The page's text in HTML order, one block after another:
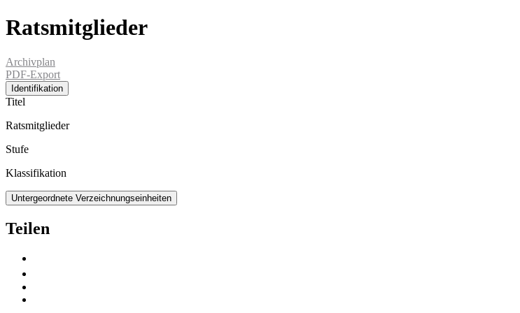
Ratsmitglieder
Archivplan
PDF-Export
Identifikation
Titel
Ratsmitglieder
Stufe
Klassifikation
Untergeordnete Verzeichnungseinheiten
Teilen